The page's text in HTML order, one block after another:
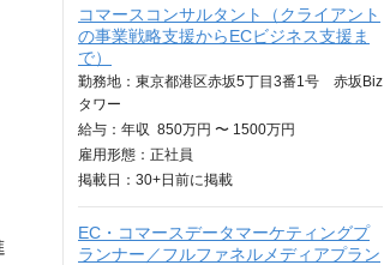
コマースコンサルタント（クライアント
の事業戦略支援からECビジネス支援ま
で）
勤務地：東京都港区赤坂5丁目3番1号 赤坂Biz
タワー
給与： 年収 850万円 〜 1500万円
雇用形態：正社員
掲載日： 30+日 前に掲載
EC・コマースデータマーケティングプ
ランナー／フルファネルメディアプラン